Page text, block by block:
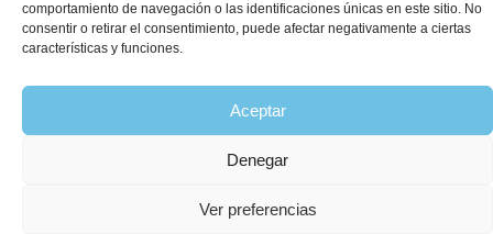
comportamiento de navegación o las identificaciones únicas en este sitio. No
consentir o retirar el consentimiento, puede afectar negativamente a ciertas
características y funciones.
Aceptar
Denegar
Ver preferencias
Laredo
Puente Viesgo